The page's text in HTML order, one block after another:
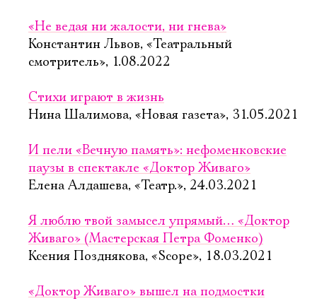
«Не ведая ни жалости, ни гнева»
Константин Львов, «Театральный
смотритель», 1.08.2022
Стихи играют в жизнь
Нина Шалимова, «Новая газета», 31.05.2021
И пели «Вечную память»: нефоменковские
паузы в спектакле «Доктор Живаго»
Елена Алдашева, «Театр.», 24.03.2021
Я люблю твой замысел упрямый… «Доктор
Живаго» (Мастерская Петра Фоменко)
Ксения Позднякова, «Scope», 18.03.2021
«Доктор Живаго» вышел на подмостки